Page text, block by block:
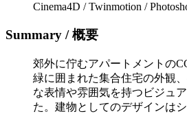
Cinema4D / Twinmotion /
Summary / 概要
郊外に佇むアパートメントの
緑に囲まれた集合住宅の外観
な表情や雰囲気を持つビジュ
た。建物としてのデザインは